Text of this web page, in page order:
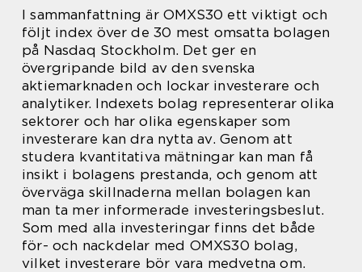
I sammanfattning är OMXS30 ett viktigt och
följt index över de 30 mest omsatta bolagen
på Nasdaq Stockholm. Det ger en
övergripande bild av den svenska
aktiemarknaden och lockar investerare och
analytiker. Indexets bolag representerar olika
sektorer och har olika egenskaper som
investerare kan dra nytta av. Genom att
studera kvantitativa mätningar kan man få
insikt i bolagens prestanda, och genom att
överväga skillnaderna mellan bolagen kan
man ta mer informerade investeringsbeslut.
Som med alla investeringar finns det både
för- och nackdelar med OMXS30 bolag,
vilket investerare bör vara medvetna om.